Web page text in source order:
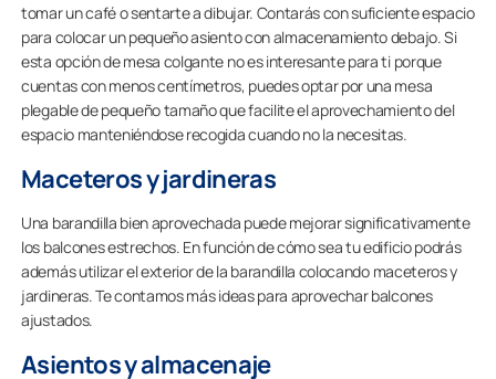
tomar un café o sentarte a dibujar. Contarás con suficiente espacio
para colocar un pequeño asiento con almacenamiento debajo. Si
esta opción de mesa colgante no es interesante para ti porque
cuentas con menos centímetros, puedes optar por una mesa
plegable de pequeño tamaño que facilite el aprovechamiento del
espacio manteniéndose recogida cuando no la necesitas.
Maceteros y jardineras
Una barandilla bien aprovechada puede mejorar significativamente
los balcones estrechos. En función de cómo sea tu edificio podrás
además utilizar el exterior de la barandilla colocando maceteros y
jardineras. Te contamos más ideas para aprovechar balcones
ajustados.
Asientos y almacenaje